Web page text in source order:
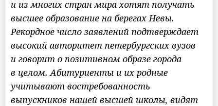
и из многих стран мира хотят получать
высшее образование на берегах Невы.
Рекордное число заявлений подтверждает
высокий авторитет петербургских вузов
и говорит о позитивном образе города
в целом. Абитуриенты и их родные
учитывают востребованность
выпускников нашей высшей школы, видят